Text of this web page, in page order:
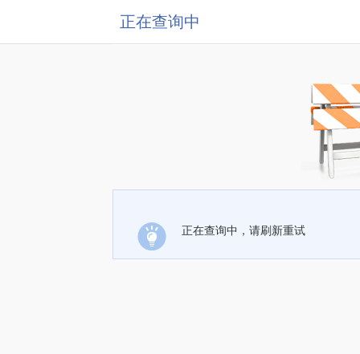
正在查询中
正在查询中，请刷新重试